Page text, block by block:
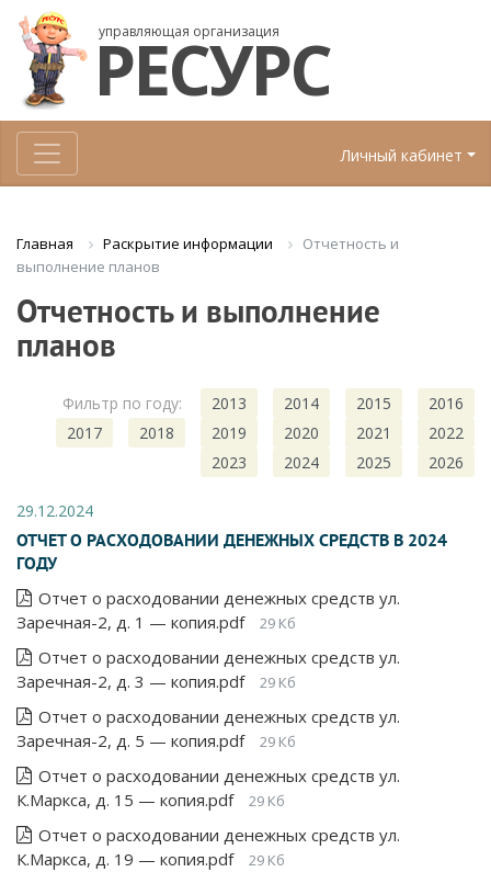
Личный кабинет
управляющая организация
РЕСУРС
Главная Раскрытие информации
Отчетность и
выполнение планов
Отчетность и выполнение
планов
Фильтр по году: 2013 2014 2015
2016
2017
2018 2019 2020 2021
2022
2023
2024 2025 2026
29.12.2024
ОТЧЕТ О РАСХОДОВАНИИ ДЕНЕЖНЫХ СРЕДСТВ В 2024
ГОДУ
Отчет о расходовании денежных средств ул.
Заречная-2, д. 1 — копия.pdf
29 Кб
Отчет о расходовании денежных средств ул.
Заречная-2, д. 3 — копия.pdf
29 Кб
Отчет о расходовании денежных средств ул.
Заречная-2, д. 5 — копия.pdf
29 Кб
Отчет о расходовании денежных средств ул.
К.Маркса, д. 15 — копия.pdf
29 Кб
Отчет о расходовании денежных средств ул.
К.Маркса, д. 19 — копия.pdf
29 Кб